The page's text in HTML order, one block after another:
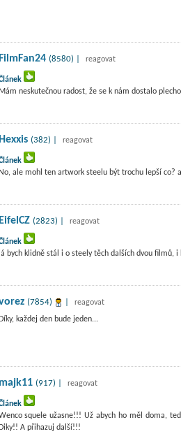
FilmFan24 (8580) | reagovat
Mám neskutečnou radost, že se k nám dostalo
Hexxis (382) | reagovat
No, ale mohl ten artwork steelu být trochu lepší co?
EifelCZ (2823) | reagovat
já bych klidně stál i o steely těch dalších dvou filmů, i
(7854)
reagovat
Díky, každej den bude jeden...
majk11 (917) | reagovat
squele užasne!!! Už abych ho měl doma,
Diky!! A přihazuj další!!!